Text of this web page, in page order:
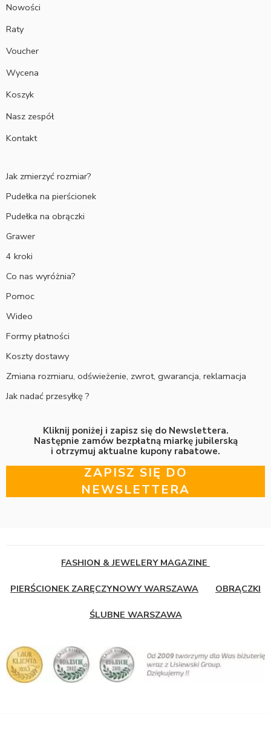
Nowości
Raty
Voucher
Wycena
Koszyk
Nasz zespół
Kontakt
Jak zmierzyć rozmiar?
Pudełka na pierścionek
Pudełka na obrączki
Grawer
4 kroki
Co nas wyróżnia?
Pomoc
Wideo
Formy płatności
Koszty dostawy
Zmiana rozmiaru, odświeżenie, zwrot, gwarancja, reklamacja
Jak nadać przesyłkę ?
Kliknij poniżej i zapisz się do Newslettera.
Następnie zamów bezpłatną miarkę jubilerską
i otrzymuj aktualne kupony rabatowe.
ZAPISZ SIĘ DO
NEWSLETTERA
FASHION & JEWELERY MAGAZINE
PIERŚCIONEK ZARĘCZYNOWY WARSZAWA OBRĄCZKI
ŚLUBNE WARSZAWA